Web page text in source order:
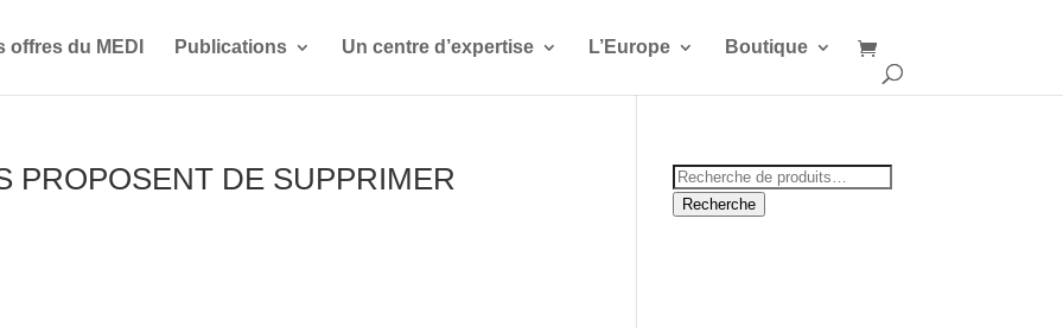
offres du MEDI Publications Un centre d’expertise L’Europe Boutique
PROPOSENT DE SUPPRIMER
Recherche
pour :
Recherche